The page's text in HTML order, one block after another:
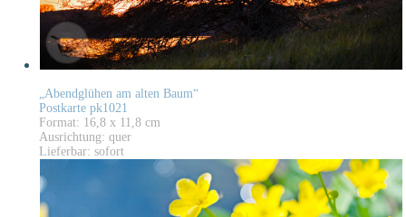
„Abendglühen am alten Baum“
Postkarte pk1021
Format: 16,8 x 11,8 cm
Ausrichtung: quer
Lieferbar: sofort